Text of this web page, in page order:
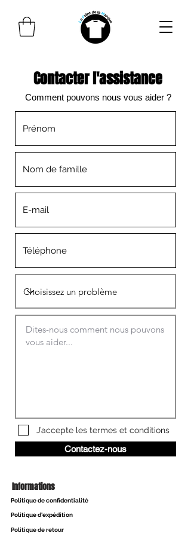
Contacter l'assistance
Comment pouvons nous vous aider ?
J’accepte les termes et conditions
Contactez-nous
Informations
Politique de confidentialité
Politique d'expédition
Politique de retour